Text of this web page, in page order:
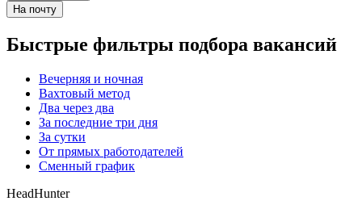
На почту
Быстрые фильтры подбора вакансий
Вечерняя и ночная
Вахтовый метод
Два через два
За последние три дня
За сутки
От прямых работодателей
Сменный график
HeadHunter